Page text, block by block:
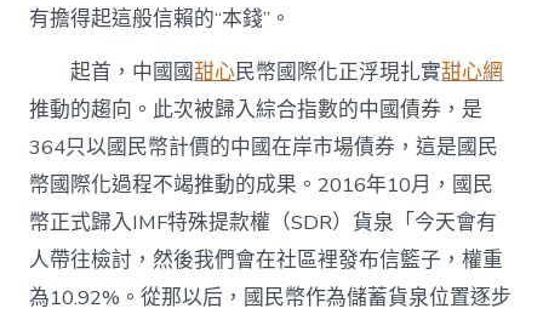
么？〉
中
有擔得起這般信賴的“本錢”。
起首，中國國甜心民幣國際化正浮現扎實甜心網
推動的趨向。此次被歸入綜合指數的中國債券，是
364只以國民幣計價的中國在岸市場債券，這是國民
幣國際化過程不竭推動的成果。2016年10月，國民
幣正式歸入IMF特殊提款權（SDR）貨泉「今天會有
人帶往檢討，然後我們會在社區裡發布信籃子，權重
為10.92%。從那以后，國民幣作為儲蓄貨泉位置逐步